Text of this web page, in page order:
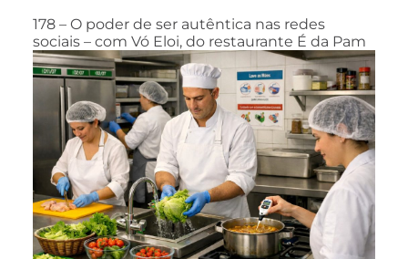
178 – O poder de ser autêntica nas redes
sociais – com Vó Eloi, do restaurante É da Pam